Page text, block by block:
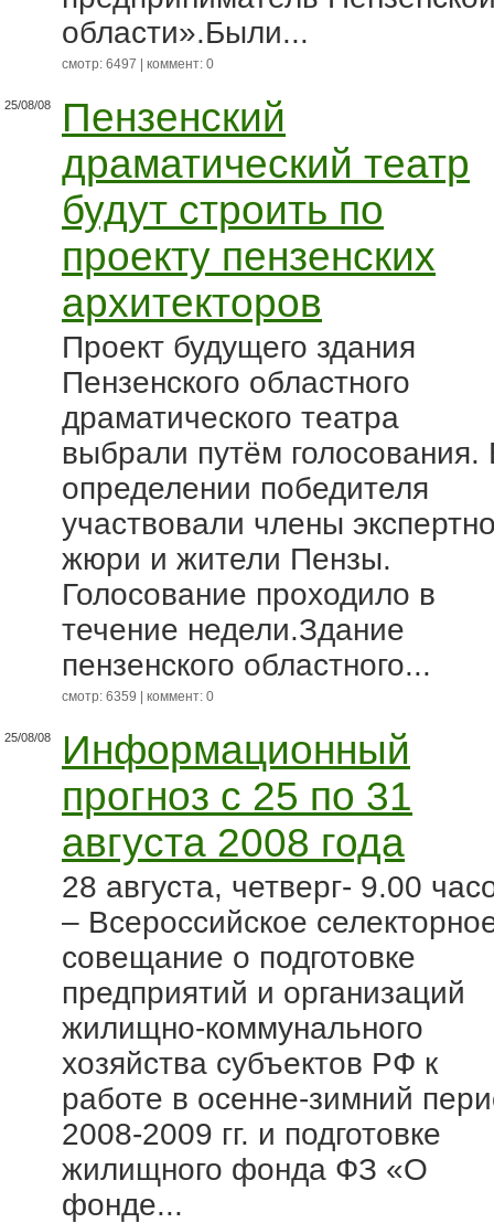
области».Были...
смотр: 6497 | коммент: 0
25/08/08
Пензенский
драматический театр
будут строить по
проекту пензенских
архитекторов
Проект будущего здания
Пензенского областного
драматического театра
выбрали путём голосования.
определении победителя
участвовали члены
жюри и жители Пензы.
Голосование проходило в
течение недели.Здание
пензенского областного...
смотр: 6359 | коммент: 0
25/08/08
Информационный
прогноз с 25 по 31
августа 2008 года
28 августа, четверг- 9.00
– Всероссийское
совещание о подготовке
предприятий и организаций
жилищно-коммунального
хозяйства субъектов РФ к
работе в осенне-зимний
2008-2009 гг. и подготовке
жилищного фонда ФЗ «О
фонде...